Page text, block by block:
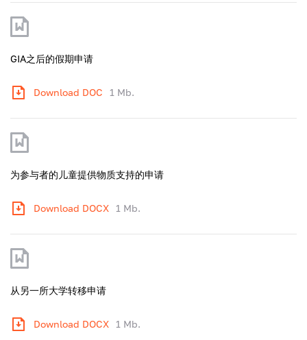
GIA之后的假期申请
Download DOC 1 Mb.
为参与者的儿童提供物质支持的申请
Download DOCX 1 Mb.
从另一所大学转移申请
Download DOCX 1 Mb.